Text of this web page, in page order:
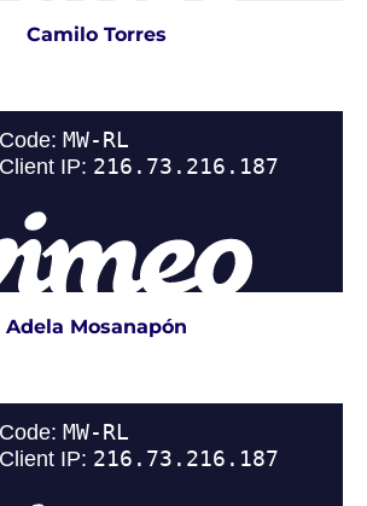
Camilo Torres
Adela Mosanapón